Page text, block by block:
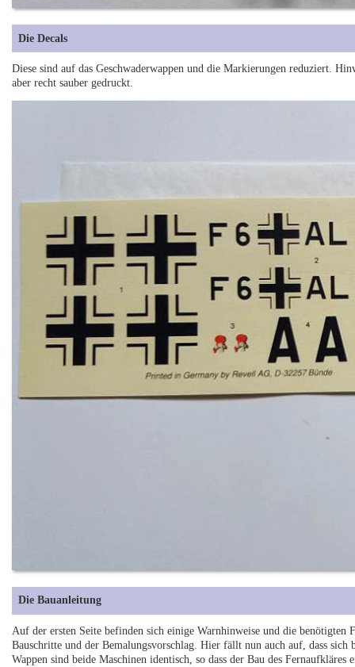
Die Decals
Diese sind auf das Geschwaderwappen und die Markierungen reduziert.
aber recht sauber gedruckt.
Die Bauanleitung
Auf der ersten Seite befinden sich einige Warnhinweise und die benötigten
Bauschritte und der Bemalungsvorschlag. Hier fällt nun auch auf, dass sich
Wappen sind beide Maschinen identisch, so dass der Bau des